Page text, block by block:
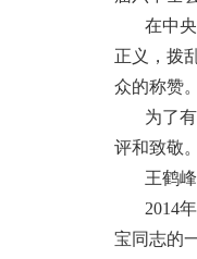
在中
正义，拨
众的称赞。
为了
评和致敬。
王鹤
2014
宝同志的